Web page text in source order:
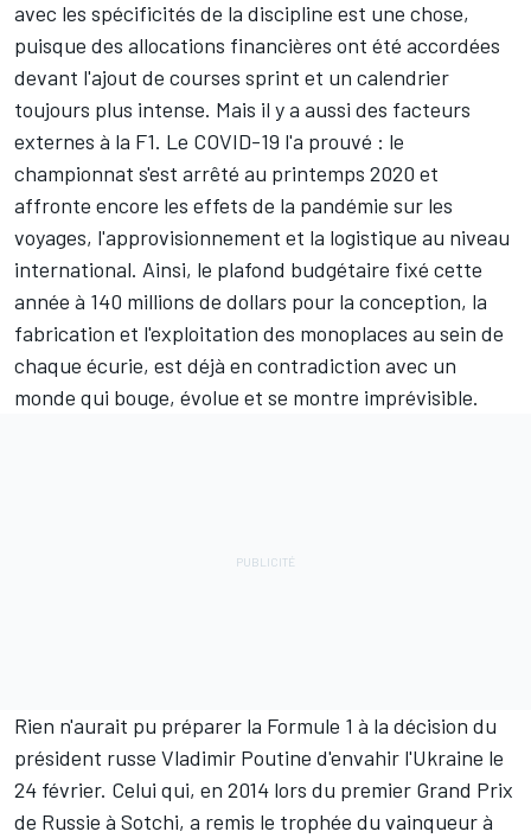
avec les spécificités de la discipline est une chose,
puisque des allocations financières ont été accordées
devant l'ajout de courses sprint et un calendrier
toujours plus intense. Mais il y a aussi des facteurs
externes à la F1. Le COVID-19 l'a prouvé : le
championnat s'est arrêté au printemps 2020 et
affronte encore les effets de la pandémie sur les
voyages, l'approvisionnement et la logistique au niveau
international. Ainsi, le plafond budgétaire fixé cette
année à 140 millions de dollars pour la conception, la
fabrication et l'exploitation des monoplaces au sein de
chaque écurie, est déjà en contradiction avec un
monde qui bouge, évolue et se montre imprévisible.
Rien n'aurait pu préparer la Formule 1 à la décision du
président russe Vladimir Poutine d'envahir l'Ukraine le
24 février. Celui qui, en 2014 lors du premier Grand Prix
de Russie à Sotchi, a remis le trophée du vainqueur à